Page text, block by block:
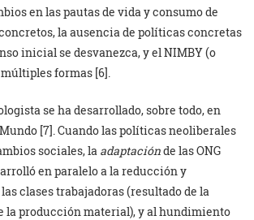
en las pautas de vida y consumo de
la ausencia de políticas concretas
inicial se desvanezca, y el NIMBY (o
formas [6].
se ha desarrollado, sobre todo, en
[7]. Cuando las políticas neoliberales
sociales, la adaptaciónde las ONG
en paralelo a la reducción y
clases trabajadoras (resultado de la
la producción material), y al hundimiento